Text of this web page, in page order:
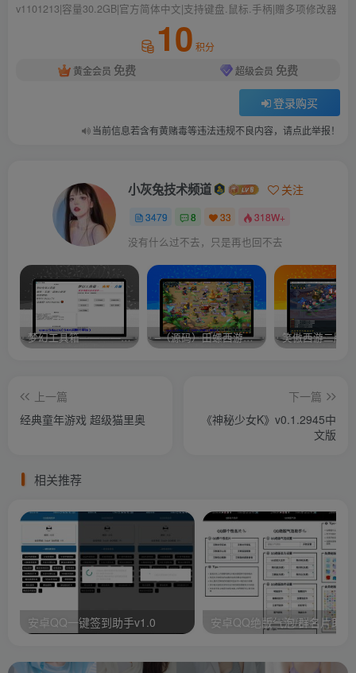
v1101213|容量30.2GB|官方简体中文|支持键盘.鼠标.手柄|赠多项修改器
10 积分
黄金会员 免费 超级会员 免费
登录购买
当前信息若含有黄赌毒等违法违规不良内容，请点此举报！
小灰兔技术频道 关注
3479 8 33 318W+
没有什么过不去，只是再也回不去
梦幻工具箱————-免费 –（源码）田螺西游9.0 假人摆摊18门派飞升渡劫化圣助战最新BB谛听…. 笑傲西游二版-
上一篇
经典童年游戏 超级猫里奥
下一篇
《神秘少女K》v0.1.2945中
文版
相关推荐
安卓QQ一键签到助手v1.0 安卓QQ绝版气泡/群名片助手